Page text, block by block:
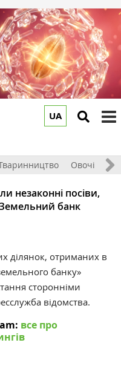
UA
Овочі та
незаконні посіви,
банк
ділянок, отриманих в
банку»
сторонніми
відомства.
все про